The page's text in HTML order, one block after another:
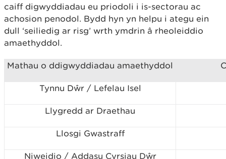
caiff digwyddiadau eu priodoli i is-sectorau ac
achosion penodol. Bydd hyn yn helpu i ategu ein
dull ‘seiliedig ar risg’ wrth ymdrin â rheoleiddio
amaethyddol.
Mathau o ddigwyddiadau amaethyddol
Tynnu Dŵr / Lefelau Isel
Llygredd ar Draethau
Llosgi Gwastraff
Niweidio / Addasu Cyrsiau Dŵr